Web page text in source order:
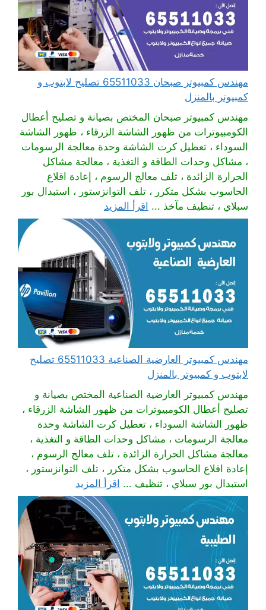
مهندس كمبيوتر صبحان 65511033 تصليح لابتوب و
كمبيوتر بالمنزل
مهندس كمبيوتر صبحان المختص بصيانة و تصليح أعطال
الكومبيوترات من ظهور الشاشة الزرقاء ، ظهور الشاشة
السوداء ، تعطيل كرت الشاشة وحدة معالجة الرسومات
، مشاكل وحدات الطاقة و التغذية ، معالجة مشاكل
الحرارة الزائدة ، تلف معالج الرسوم ، إعادة اقلاع
الحاسوب بشكل متكرر ، تلف التوانزستور ، استبدال بور
سبلاي ، تنظيف مآخذ ... اقرأ المزيد
مهندس كمبيوتر العارضية الصناعية 65511033 تصليح
لابتوب و كمبيوتر بالمنزل
مهندس كمبيوتر العارضية الصناعية المختص بصيانة و
تصليح أعطال الكومبيوترات من ظهور الشاشة الزرقاء ،
ظهور الشاشة السوداء ، تعطيل كرت الشاشة وحدة
معالجة الرسومات ، مشاكل وحدات الطاقة و التغذية ،
معالجة مشاكل الحرارة الزائدة ، تلف معالج الرسوم ،
إعادة اقلاع الحاسوب بشكل متكرر ، تلف التوانزستور ،
استبدال بور سبلاي ، تنظيف ... اقرأ المزيد